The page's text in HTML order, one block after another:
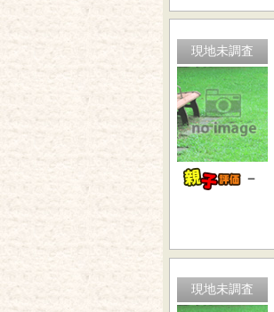
現地未調査
－
現地未調査